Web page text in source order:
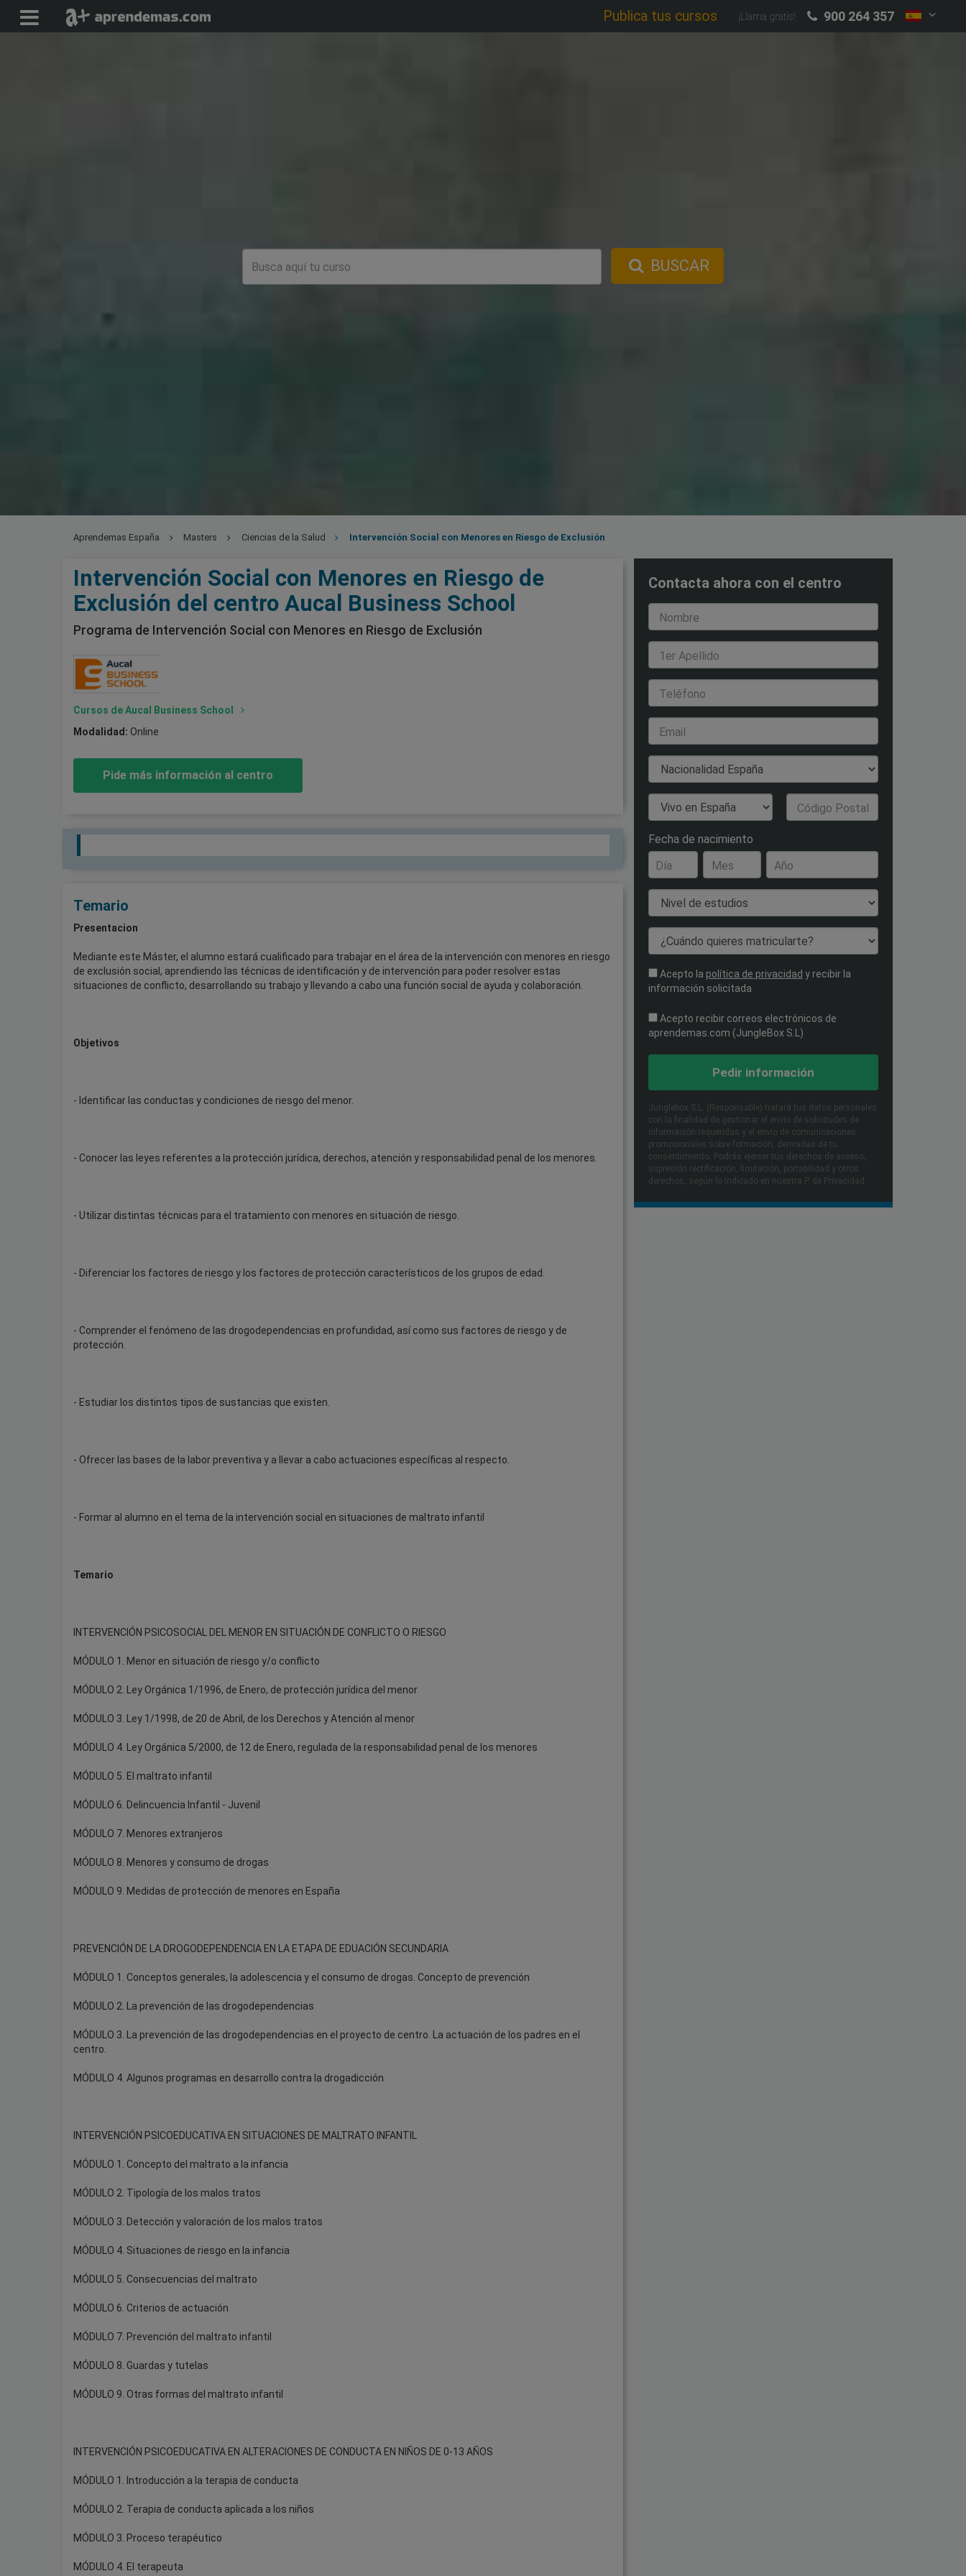
Publica tus cursos ¡Llama gratis! 900 264 357
BUSCAR
Aprendemas España Masters Ciencias de la Salud Intervención Social con Menores en Riesgo de Exclusión
Intervención Social con Menores en Riesgo de
Exclusión del centro Aucal Business School
Programa de Intervención Social con Menores en Riesgo de Exclusión
Cursos de Aucal Business School
Modalidad: Online
Pide más información al centro
Temario
Presentacion
Mediante este Máster, el alumno estará cualificado para trabajar en el área de la intervención con menores en riesgo
de exclusión social, aprendiendo las técnicas de identificación y de intervención para poder resolver estas
situaciones de conflicto, desarrollando su trabajo y llevando a cabo una función social de ayuda y colaboración.
Objetivos
- Identificar las conductas y condiciones de riesgo del menor.
- Conocer las leyes referentes a la protección jurídica, derechos, atención y responsabilidad penal de los menores.
- Utilizar distintas técnicas para el tratamiento con menores en situación de riesgo.
- Diferenciar los factores de riesgo y los factores de protección característicos de los grupos de edad.
- Comprender el fenómeno de las drogodependencias en profundidad, así como sus factores de riesgo y de
protección.
- Estudiar los distintos tipos de sustancias que existen.
- Ofrecer las bases de la labor preventiva y a llevar a cabo actuaciones específicas al respecto.
- Formar al alumno en el tema de la intervención social en situaciones de maltrato infantil
Temario
INTERVENCIÓN PSICOSOCIAL DEL MENOR EN SITUACIÓN DE CONFLICTO O RIESGO
MÓDULO 1. Menor en situación de riesgo y/o conflicto
MÓDULO 2. Ley Orgánica 1/1996, de Enero, de protección jurídica del menor
MÓDULO 3. Ley 1/1998, de 20 de Abril, de los Derechos y Atención al menor
MÓDULO 4. Ley Orgánica 5/2000, de 12 de Enero, regulada de la responsabilidad penal de los menores
MÓDULO 5. El maltrato infantil
MÓDULO 6. Delincuencia Infantil - Juvenil
MÓDULO 7. Menores extranjeros
MÓDULO 8. Menores y consumo de drogas
MÓDULO 9. Medidas de protección de menores en España
PREVENCIÓN DE LA DROGODEPENDENCIA EN LA ETAPA DE EDUACIÓN SECUNDARIA
MÓDULO 1. Conceptos generales, la adolescencia y el consumo de drogas. Concepto de prevención
MÓDULO 2. La prevención de las drogodependencias
MÓDULO 3. La prevención de las drogodependencias en el proyecto de centro. La actuación de los padres en el
centro.
MÓDULO 4. Algunos programas en desarrollo contra la drogadicción
INTERVENCIÓN PSICOEDUCATIVA EN SITUACIONES DE MALTRATO INFANTIL
MÓDULO 1. Concepto del maltrato a la infancia
MÓDULO 2. Tipología de los malos tratos
MÓDULO 3. Detección y valoración de los malos tratos
MÓDULO 4. Situaciones de riesgo en la infancia
MÓDULO 5. Consecuencias del maltrato
MÓDULO 6. Criterios de actuación
MÓDULO 7. Prevención del maltrato infantil
MÓDULO 8. Guardas y tutelas
MÓDULO 9. Otras formas del maltrato infantil
INTERVENCIÓN PSICOEDUCATIVA EN ALTERACIONES DE CONDUCTA EN NIÑOS DE 0-13 AÑOS
MÓDULO 1. Introducción a la terapia de conducta
MÓDULO 2. Terapia de conducta aplicada a los niños
MÓDULO 3. Proceso terapéutico
MÓDULO 4. El terapeuta
Contacta ahora con el centro
Nombre
1er Apellido
Teléfono
Email
Nacionalidad
País de Residencia Código Postal
Fecha de nacimiento
Día
Mes Año
Nivel de estudios
¿Cuándo quieres matricularte?
Acepto la política de privacidad y recibir la
información solicitada
Acepto recibir correos electrónicos de
aprendemas.com (JungleBox S.L)
Pedir información
Junglebox S.L. (Responsable) tratará tus datos personales
con la finalidad de gestionar el envío de solicitudes de
información requeridas y el envío de comunicaciones
promocionales sobre formación, derivadas de tu
consentimiento. Podrás ejercer tus derechos de acceso,
supresión rectificación, limitación, portabilidad y otros
derechos, según lo indicado en nuestra P. de Privacidad​